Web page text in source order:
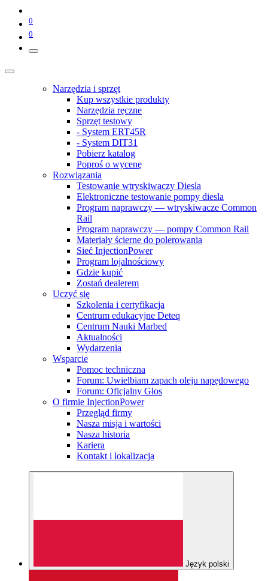
0
0
Narzędzia i sprzęt
Kup wszystkie produkty
Narzędzia ręczne
Sprzęt testowy
- System ERT45R
- System DIT31
Pobierz katalog
Poproś o wycenę
Rozwiązania
Testowanie wtryskiwaczy Diesla
Elektroniczne testowanie pompy diesla
Program naprawczy — wtryskiwacze Common
Rail
Program naprawczy — pompy Common Rail
Materiały ścierne do polerowania
Sieć InjectionPower
Program lojalnościowy
Gdzie kupić
Zostań dealerem
Uczyć się
Szkolenia i certyfikacja
Centrum edukacyjne Deteq
Centrum Nauki Marbed
Aktualności
Wydarzenia
Wsparcie
Pomoc techniczna
Forum: Uwielbiam zapach oleju napędowego
Forum: Oficjalny Głos
O firmie InjectionPower
Przegląd firmy
Nasza misja i wartości
Nasza historia
Kariera
Kontakt i lokalizacja
Język polski